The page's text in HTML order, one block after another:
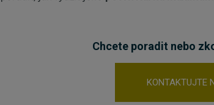
Chcete poradit nebo
KONTAKTUJTE